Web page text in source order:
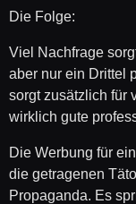
Die Folge:
Viel Nachfrage
aber nur ein Drittel
sorgt zusätzlich für
wirklich gute
Die Werbung für
die getragenen
Propaganda. Es